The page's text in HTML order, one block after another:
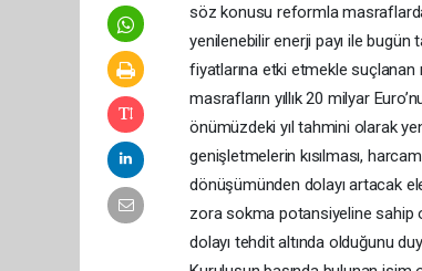
söz konusu reformla
yenilenebilir enerji payı ile bugün
fiyatlarına etki etmekle
masrafların yıllık 20 milyar
önümüzdeki yıl tahmini olarak
genişletmelerin kısılması,
dönüşümünden dolayı artacak
zora sokma potansiyeline sahip
dolayı tehdit altında olduğunu